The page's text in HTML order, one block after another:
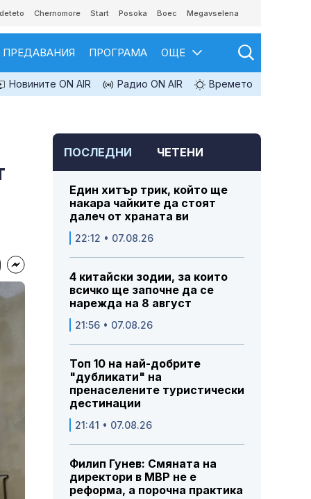
Chernomore Start Posoka Boec Megavselena
ПРЕДАВАНИЯ ПРОГРАМА ОЩЕ
Новините ON AIR Радио ON AIR Времето
ПОСЛЕДНИ ЧЕТЕНИ
Един хитър трик, който ще
накара чайките да стоят
далеч от храната ви
22:12 • 07.08.26
4 китайски зодии, за които
всичко ще започне да се
нарежда на 8 август
21:56 • 07.08.26
Топ 10 на най-добрите
"дубликати" на
пренаселените туристически
дестинации
21:41 • 07.08.26
Филип Гунев: Смяната на
директори в МВР не е
реформа, а порочна практика